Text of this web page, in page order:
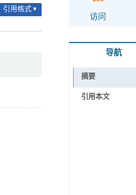
引用格式 ▾
访问
导航
摘要
引用本文